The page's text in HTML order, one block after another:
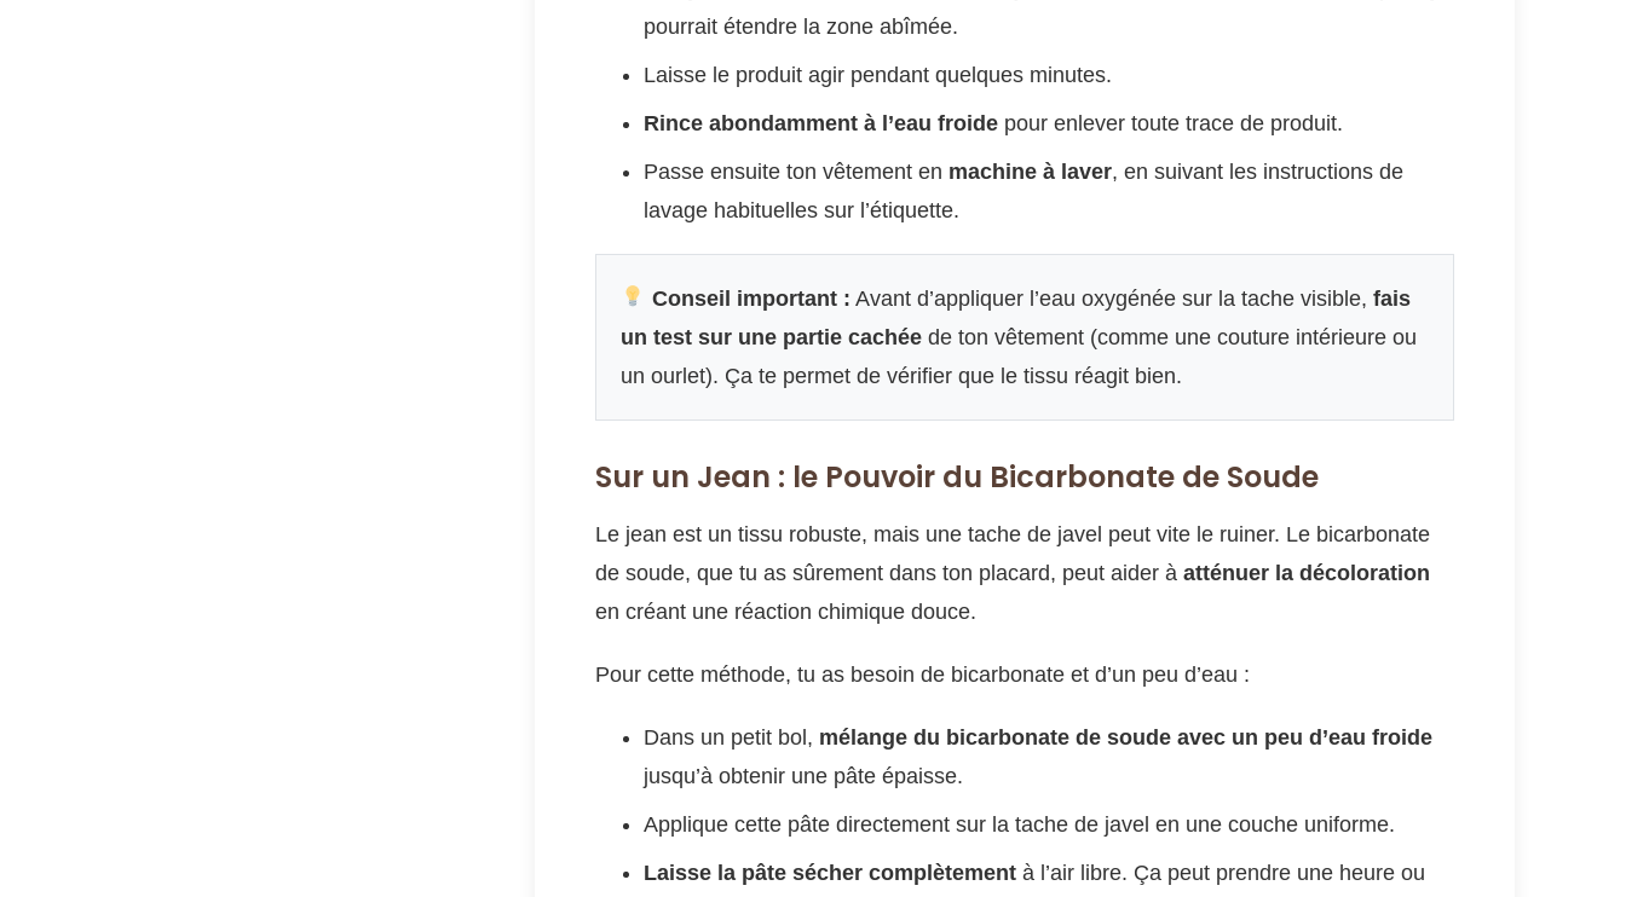
pourrait étendre la zone abîmée.
Laisse le produit agir pendant quelques minutes.
Rince abondamment à l’eau froide pour enlever toute trace de produit.
Passe ensuite ton vêtement en machine à laver, en suivant les instructions de
lavage habituelles sur l’étiquette.
Conseil important : Avant d’appliquer l’eau oxygénée sur la tache visible, fais
un test sur une partie cachée de ton vêtement (comme une couture intérieure ou
un ourlet). Ça te permet de vérifier que le tissu réagit bien.
Sur un Jean : le Pouvoir du Bicarbonate de Soude
Le jean est un tissu robuste, mais une tache de javel peut vite le ruiner. Le bicarbonate
de soude, que tu as sûrement dans ton placard, peut aider à atténuer la décoloration
en créant une réaction chimique douce.
Pour cette méthode, tu as besoin de bicarbonate et d’un peu d’eau :
Dans un petit bol, mélange du bicarbonate de soude avec un peu d’eau froide
jusqu’à obtenir une pâte épaisse.
Applique cette pâte directement sur la tache de javel en une couche uniforme.
Laisse la pâte sécher complètement à l’air libre. Ça peut prendre une heure ou